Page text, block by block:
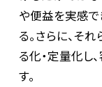
や便益を実感
る。さらに、そ
る化・定量化し
す。